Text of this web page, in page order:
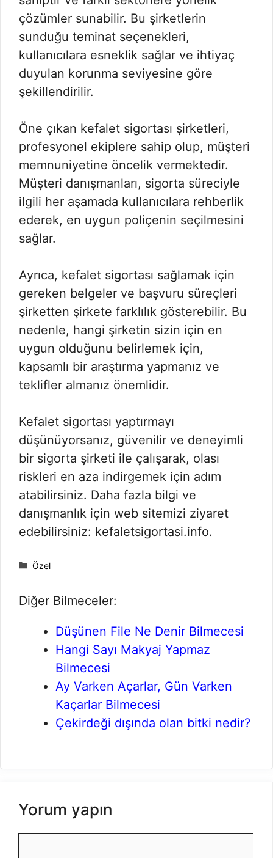
çözümler sunabilir. Bu şirketlerin
sunduğu teminat seçenekleri,
kullanıcılara esneklik sağlar ve ihtiyaç
duyulan korunma seviyesine göre
şekillendirilir.
Öne çıkan kefalet sigortası şirketleri,
profesyonel ekiplere sahip olup, müşteri
memnuniyetine öncelik vermektedir.
Müşteri danışmanları, sigorta süreciyle
ilgili her aşamada kullanıcılara rehberlik
ederek, en uygun poliçenin seçilmesini
sağlar.
Ayrıca, kefalet sigortası sağlamak için
gereken belgeler ve başvuru süreçleri
şirketten şirkete farklılık gösterebilir. Bu
nedenle, hangi şirketin sizin için en
uygun olduğunu belirlemek için,
kapsamlı bir araştırma yapmanız ve
teklifler almanız önemlidir.
Kefalet sigortası yaptırmayı
düşünüyorsanız, güvenilir ve deneyimli
bir sigorta şirketi ile çalışarak, olası
riskleri en aza indirgemek için adım
atabilirsiniz. Daha fazla bilgi ve
danışmanlık için web sitemizi ziyaret
edebilirsiniz: kefaletsigortasi.info.
Kategoriler
Özel
Diğer Bilmeceler:
Düşünen File Ne Denir Bilmecesi
Hangi Sayı Makyaj Yapmaz
Bilmecesi
Ay Varken Açarlar, Gün Varken
Kaçarlar Bilmecesi
Çekirdeği dışında olan bitki nedir?
Yorum yapın